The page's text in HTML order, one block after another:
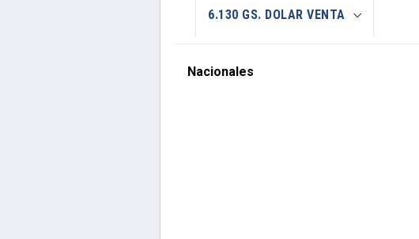
6.130 GS. DOLAR VENTA
Nacionales